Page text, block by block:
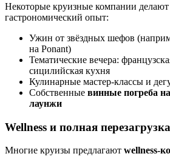
Некоторые круизные компании делают
гастрономический опыт:
Ужин от звёздных шефов
на Ponant)
Тематические вечера:
сицилийская кухня
Кулинарные мастер-классы и
Собственные винные погреба
лаунжи
Wellness и полная перезагрузка
Многие круизы предлагают wellness-